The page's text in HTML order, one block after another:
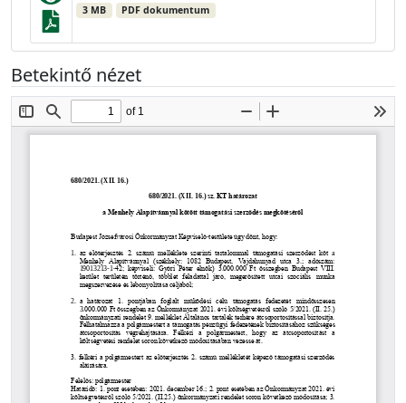
3 MB PDF dokumentum
Betekintő nézet